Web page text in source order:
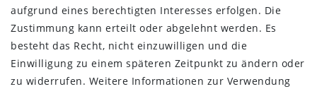
aufgrund eines berechtigten Interesses erfolgen. Die
Zustimmung kann erteilt oder abgelehnt werden. Es
besteht das Recht, nicht einzuwilligen und die
Einwilligung zu einem späteren Zeitpunkt zu ändern oder
zu widerrufen. Weitere Informationen zur Verwendung